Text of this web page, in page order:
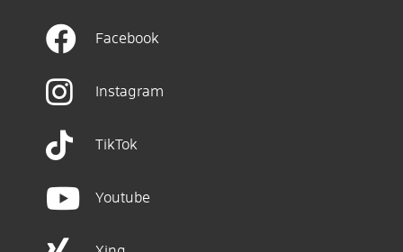
Facebook
Instagram
TikTok
Youtube